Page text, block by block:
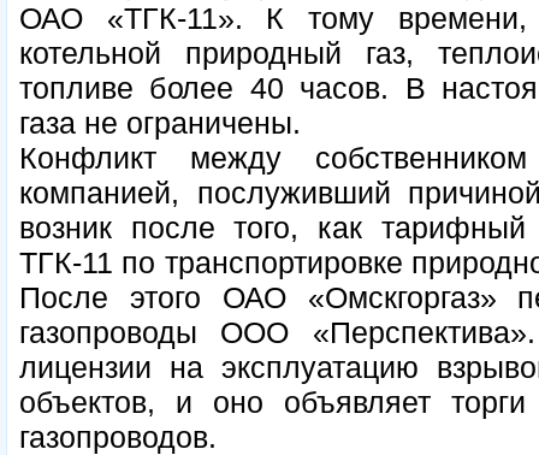
ОАО «ТГК-11». К тому времени,
котельной природный газ,
топливе более 40 часов. В
газа не ограничены.
Конфликт между
компанией, послуживший
возник после того, как тарифный
ТГК-11 по транспортировке
После этого ОАО «Омскгоргаз»
газопроводы ООО
лицензии на эксплуатацию
объектов, и оно объявляет
газопроводов.